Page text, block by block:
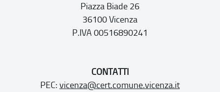
Piazza Biade 26
36100 Vicenza
P.IVA 00516890241
CONTATTI
PEC: vicenza@cert.comune.vicenza.it